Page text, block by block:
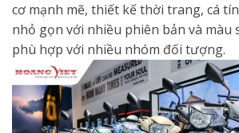
cơ mạnh mẽ, thiết kế thời trang, cá
nhỏ gọn với nhiều phiên bản và màu
phù hợp với nhiều nhóm đối tượng.